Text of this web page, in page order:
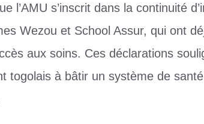
l’AMU s’inscrit dans la continuité
Wezou et School Assur, qui ont
aux soins. Ces déclarations
togolais à bâtir un système de